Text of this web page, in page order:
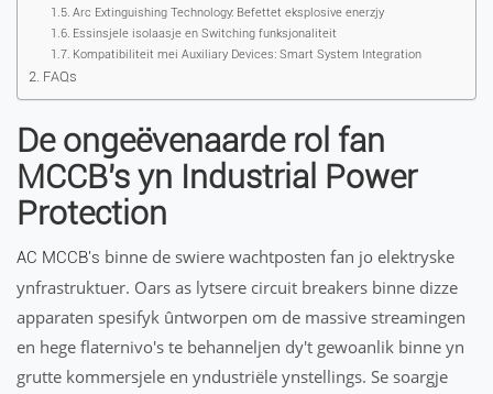
Arc Extinguishing Technology: Befettet eksplosive enerzjy
Essinsjele isolaasje en Switching funksjonaliteit
Kompatibiliteit mei Auxiliary Devices: Smart System Integration
FAQs
De ongeëvenaarde rol fan
MCCB's yn Industrial Power
Protection
AC MCCB's binne de swiere wachtposten fan jo elektryske
ynfrastruktuer. Oars as lytsere circuit breakers binne dizze
apparaten spesifyk ûntworpen om de massive streamingen
en hege flaternivo's te behanneljen dy't gewoanlik binne yn
grutte kommersjele en yndustriële ynstellings. Se soargje